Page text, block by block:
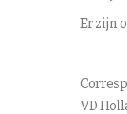
Er zijn
VD